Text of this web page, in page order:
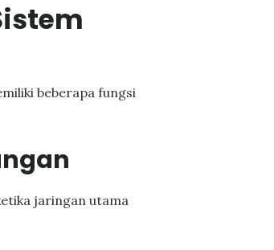
beberapa fungsi
jaringan utama